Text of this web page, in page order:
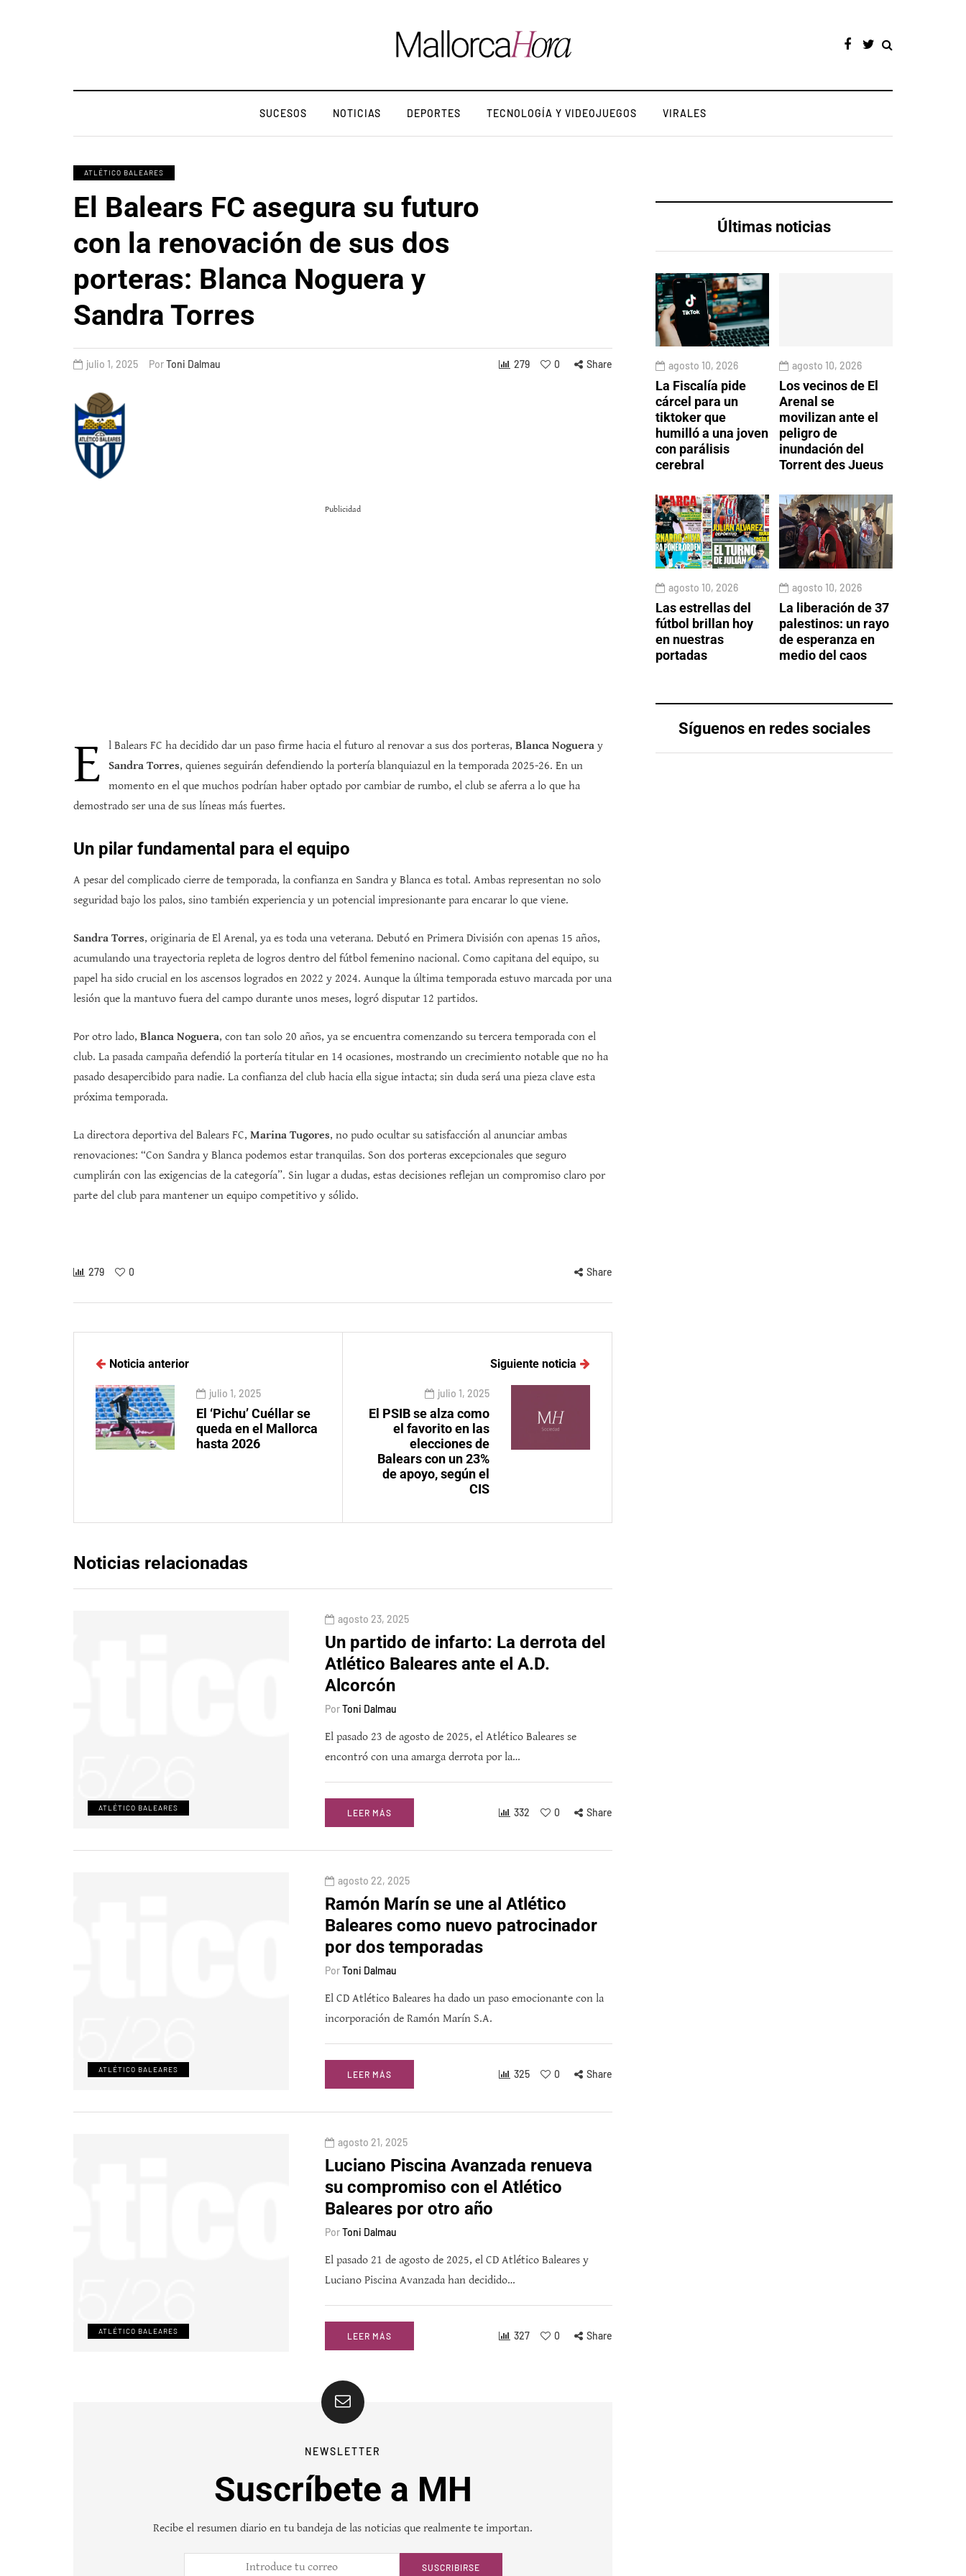
SUCESOS NOTICIAS DEPORTES TECNOLOGÍA Y VIDEOJUEGOS VIRALES
ATLÉTICO BALEARES
El Balears FC asegura su futuro
con la renovación de sus dos
porteras: Blanca Noguera y
Sandra Torres
julio 1, 2025 PorToni Dalmau 279 0 Share
Publicidad
E l Balears FC ha decidido dar un paso firme hacia el futuro al renovar a sus dos porteras, Blanca Noguera y
Sandra Torres, quienes seguirán defendiendo la portería blanquiazul en la temporada 2025-26. En un
momento en el que muchos podrían haber optado por cambiar de rumbo, el club se aferra a lo que ha
demostrado ser una de sus líneas más fuertes.
Un pilar fundamental para el equipo
A pesar del complicado cierre de temporada, la confianza en Sandra y Blanca es total. Ambas representan no solo
seguridad bajo los palos, sino también experiencia y un potencial impresionante para encarar lo que viene.
Sandra Torres, originaria de El Arenal, ya es toda una veterana. Debutó en Primera División con apenas 15 años,
acumulando una trayectoria repleta de logros dentro del fútbol femenino nacional. Como capitana del equipo, su
papel ha sido crucial en los ascensos logrados en 2022 y 2024. Aunque la última temporada estuvo marcada por una
lesión que la mantuvo fuera del campo durante unos meses, logró disputar 12 partidos.
Por otro lado, Blanca Noguera, con tan solo 20 años, ya se encuentra comenzando su tercera temporada con el
club. La pasada campaña defendió la portería titular en 14 ocasiones, mostrando un crecimiento notable que no ha
pasado desapercibido para nadie. La confianza del club hacia ella sigue intacta; sin duda será una pieza clave esta
próxima temporada.
La directora deportiva del Balears FC, Marina Tugores, no pudo ocultar su satisfacción al anunciar ambas
renovaciones: “Con Sandra y Blanca podemos estar tranquilas. Son dos porteras excepcionales que seguro
cumplirán con las exigencias de la categoría”. Sin lugar a dudas, estas decisiones reflejan un compromiso claro por
parte del club para mantener un equipo competitivo y sólido.
279 0 Share
Últimas noticias
agosto 10, 2026
La Fiscalía pide
cárcel para un
tiktoker que
humilló a una joven
con parálisis
cerebral
agosto 10, 2026
Los vecinos de El
Arenal se
movilizan ante el
peligro de
inundación del
Torrent des Jueus
agosto 10, 2026
Las estrellas del
fútbol brillan hoy
en nuestras
portadas
agosto 10, 2026
La liberación de 37
palestinos: un rayo
de esperanza en
medio del caos
Síguenos en redes sociales
Noticia anterior
julio 1, 2025
El ‘Pichu’ Cuéllar se
queda en el Mallorca
hasta 2026
Siguiente noticia
julio 1, 2025
El PSIB se alza como
el favorito en las
elecciones de
Balears con un 23%
de apoyo, según el
CIS
Noticias relacionadas
ATLÉTICO BALEARES
agosto 23, 2025
Un partido de infarto: La derrota del
Atlético Baleares ante el A.D.
Alcorcón
PorToni Dalmau
El pasado 23 de agosto de 2025, el Atlético Baleares se
encontró con una amarga derrota por la…
LEER MÁS 332 0 Share
ATLÉTICO BALEARES
agosto 22, 2025
Ramón Marín se une al Atlético
Baleares como nuevo patrocinador
por dos temporadas
PorToni Dalmau
El CD Atlético Baleares ha dado un paso emocionante con la
incorporación de Ramón Marín S.A.
LEER MÁS 325 0 Share
ATLÉTICO BALEARES
agosto 21, 2025
Luciano Piscina Avanzada renueva
su compromiso con el Atlético
Baleares por otro año
PorToni Dalmau
El pasado 21 de agosto de 2025, el CD Atlético Baleares y
Luciano Piscina Avanzada han decidido…
LEER MÁS 327 0 Share
NEWSLETTER
Suscríbete a MH
Recibe el resumen diario en tu bandeja de las noticias que realmente te importan.
SUSCRIBIRSE